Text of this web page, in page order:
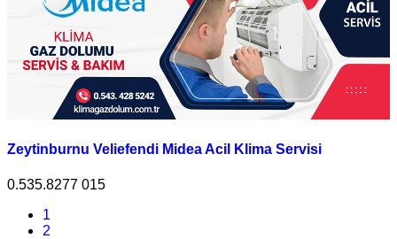
Zeytinburnu Veliefendi Midea Acil Klima Servisi
0.535.8277 015
1
2